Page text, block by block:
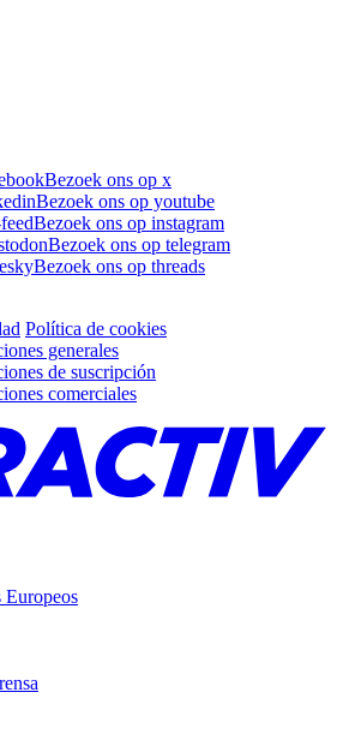
Bezoek ons op x
Bezoek ons op youtube
Bezoek ons op instagram
Bezoek ons op telegram
Bezoek ons op threads
Política de cookies
generales
de suscripción
comerciales
Europeos